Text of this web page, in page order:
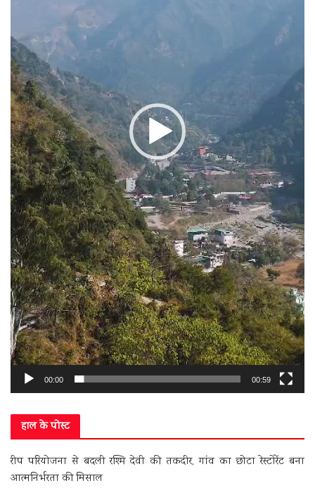
00:00 00:59
हाल के पोस्ट
रीप परियोजना से बदली रश्मि देवी की तकदीर, गांव का छोटा रेस्टोरेंट बना
आत्मनिर्भरता की मिसाल